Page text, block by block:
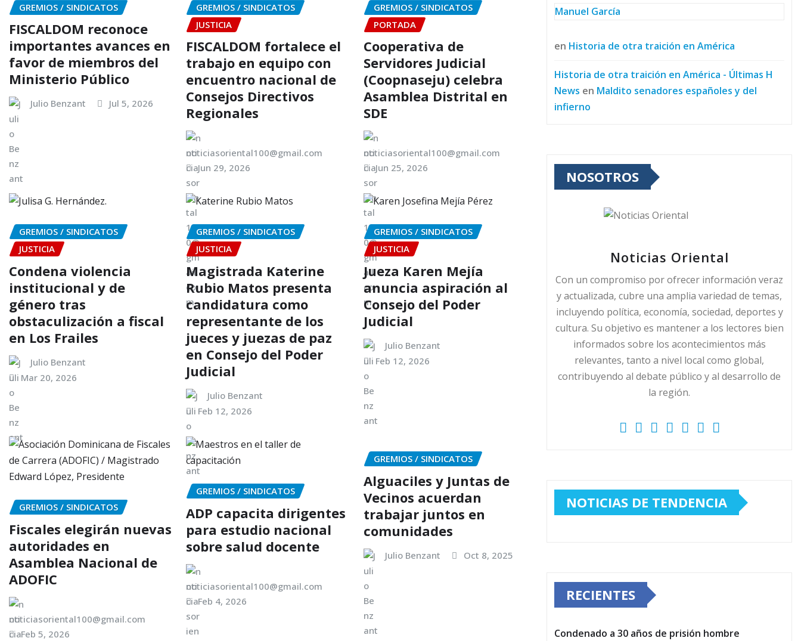
GREMIOS / SINDICATOS
FISCALDOM reconoce
importantes avances en
favor de miembros del
Ministerio Público
Julio Benzant Jul 5, 2026
GREMIOS / SINDICATOS
JUSTICIA
FISCALDOM fortalece el
trabajo en equipo con
encuentro nacional de
Consejos Directivos
Regionales
noticiasoriental100@gmail.com
Jun 29, 2026
GREMIOS / SINDICATOS
PORTADA
Cooperativa de
Servidores Judicial
(Coopnaseju) celebra
Asamblea Distrital en
SDE
noticiasoriental100@gmail.com
Jun 25, 2026
GREMIOS / SINDICATOS
JUSTICIA
Condena violencia
institucional y de
género tras
obstaculización a fiscal
en Los Frailes
Julio Benzant
Mar 20, 2026
GREMIOS / SINDICATOS
JUSTICIA
Magistrada Katerine
Rubio Matos presenta
candidatura como
representante de los
jueces y juezas de paz
en Consejo del Poder
Judicial
Julio Benzant
Feb 12, 2026
GREMIOS / SINDICATOS
JUSTICIA
Jueza Karen Mejía
anuncia aspiración al
Consejo del Poder
Judicial
Julio Benzant
Feb 12, 2026
GREMIOS / SINDICATOS
Fiscales elegirán nuevas
autoridades en
Asamblea Nacional de
ADOFIC
noticiasoriental100@gmail.com
Feb 5, 2026
GREMIOS / SINDICATOS
ADP capacita dirigentes
para estudio nacional
sobre salud docente
noticiasoriental100@gmail.com
Feb 4, 2026
GREMIOS / SINDICATOS
Alguaciles y Juntas de
Vecinos acuerdan
trabajar juntos en
comunidades
Julio Benzant Oct 8, 2025
Manuel García
en Historia de otra traición en América
Historia de otra traición en América - Últimas H
News en Maldito senadores españoles y del
infierno
NOSOTROS
Noticias Oriental
Con un compromiso por ofrecer información veraz
y actualizada, cubre una amplia variedad de temas,
incluyendo política, economía, sociedad, deportes y
cultura. Su objetivo es mantener a los lectores bien
informados sobre los acontecimientos más
relevantes, tanto a nivel local como global,
contribuyendo al debate público y al desarrollo de
la región.
NOTICIAS DE TENDENCIA
RECIENTES
Condenado a 30 años de prisión hombre